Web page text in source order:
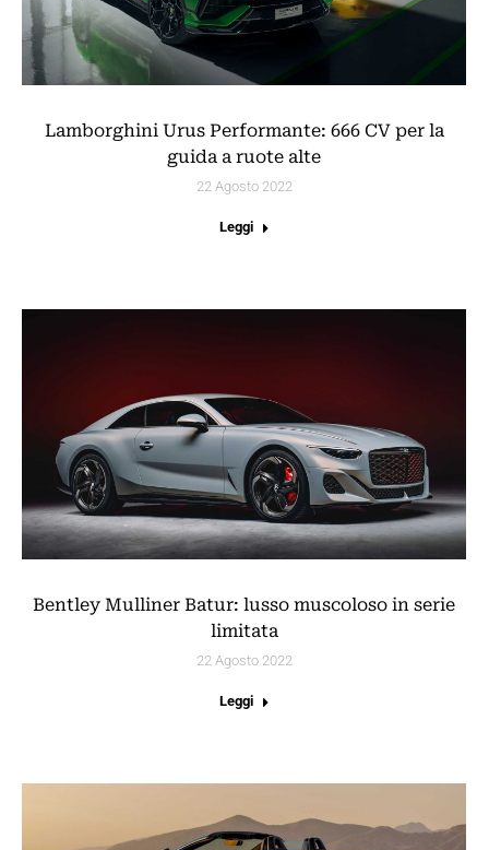
Lamborghini Urus Performante: 666 CV per la
guida a ruote alte
22 Agosto 2022
Leggi
Bentley Mulliner Batur: lusso muscoloso in serie
limitata
22 Agosto 2022
Leggi